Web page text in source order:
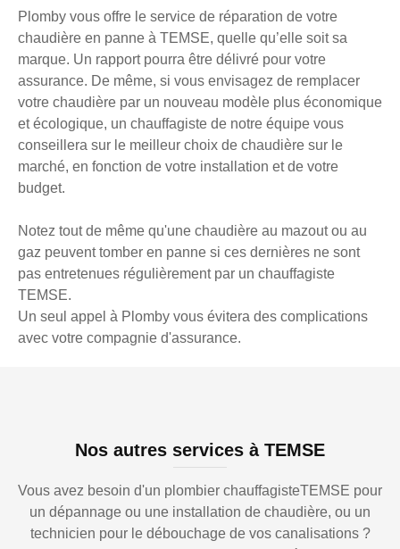
Plomby vous offre le service de réparation de votre
chaudière en panne à TEMSE, quelle qu’elle soit sa
marque. Un rapport pourra être délivré pour votre
assurance. De même, si vous envisagez de remplacer
votre chaudière par un nouveau modèle plus économique
et écologique, un chauffagiste de notre équipe vous
conseillera sur le meilleur choix de chaudière sur le
marché, en fonction de votre installation et de votre
budget.
Notez tout de même qu'une chaudière au mazout ou au
gaz peuvent tomber en panne si ces dernières ne sont
pas entretenues régulièrement par un chauffagiste
TEMSE.
Un seul appel à Plomby vous évitera des complications
avec votre compagnie d'assurance.
Nos autres services à TEMSE
Vous avez besoin d'un plombier chauffagisteTEMSE pour
un dépannage ou une installation de chaudière, ou un
technicien pour le débouchage de vos canalisations ?